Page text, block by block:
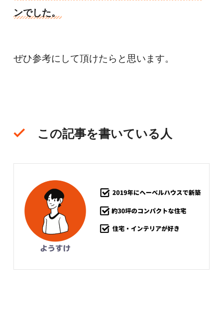
ンでした。
ぜひ参考にして頂けたらと思います。
この記事を書いている人